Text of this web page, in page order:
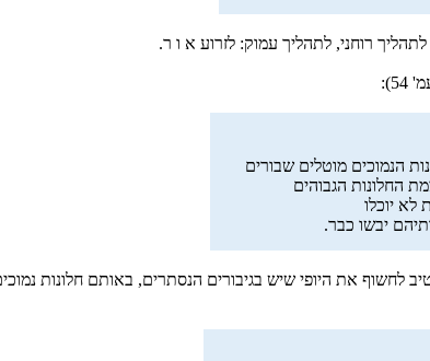
רוחני, לתהליך עמוק: לזרוע א ו ר.
הנמוכים מוטלים שבורים
החלונות הגבוהים
לא יוכלו
יבשו כבר.
לחשוף את היופי שיש בגיבורים הנסתרים, באותם חלונות